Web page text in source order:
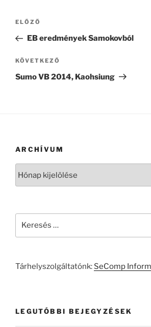
Bejegyzés
Korábbi
bejegyzés
ELŐZŐ
EB eredmények Samokovból
Következő
bejegyzés
KÖVETKEZŐ
Sumo VB 2014, Kaohsiung
ARCHÍVUM
Tárhelyszolgáltatónk: SeComp
LEGUTÓBBI BEJEGYZÉSEK